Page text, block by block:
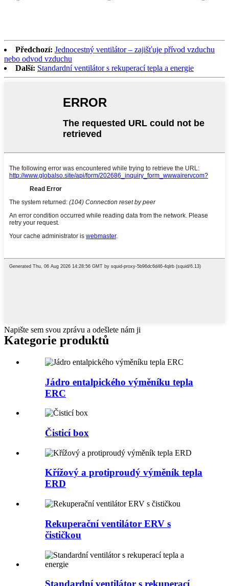
Předchozí: Jednocestný ventilátor – zajišťuje přívod vzduchu
nebo odvod vzduchu
Další: Standardní ventilátor s rekuperací tepla a energie
Napište sem svou zprávu a odešlete nám ji
Kategorie produktů
Jádro entalpického výměníku tepla
ERC
Čisticí box
Křížový a protiproudý výměník tepla
ERD
Rekuperační ventilátor ERV s
čističkou
Standardní ventilátor s rekuperací